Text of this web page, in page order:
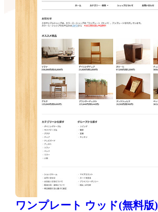
ワンプレート ウッド(無料版)